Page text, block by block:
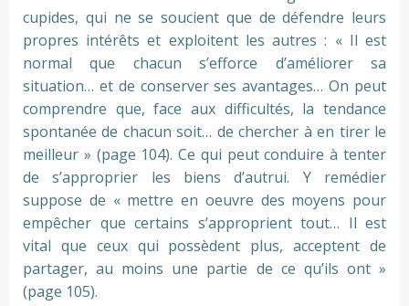
cupides, qui ne se soucient que de défendre leurs
propres intérêts et exploitent les autres : « Il est
normal que chacun s’efforce d’améliorer sa
situation… et de conserver ses avantages… On peut
comprendre que, face aux difficultés, la tendance
spontanée de chacun soit… de chercher à en tirer le
meilleur » (page 104). Ce qui peut conduire à tenter
de s’approprier les biens d’autrui. Y remédier
suppose de « mettre en oeuvre des moyens pour
empêcher que certains s’approprient tout… Il est
vital que ceux qui possèdent plus, acceptent de
partager, au moins une partie de ce qu’ils ont »
(page 105).